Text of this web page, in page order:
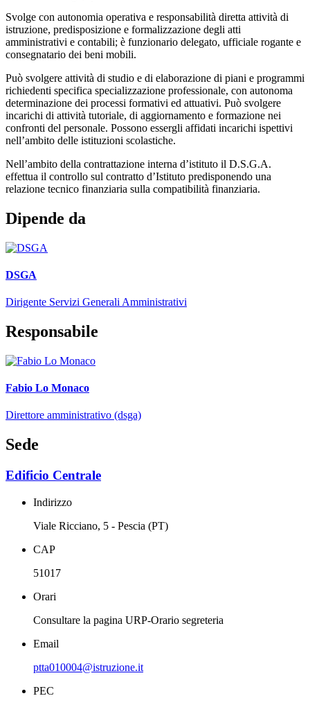
Svolge con autonomia operativa e responsabilità diretta attività di
istruzione, predisposizione e formalizzazione degli atti
amministrativi e contabili; è funzionario delegato, ufficiale rogante e
consegnatario dei beni mobili.
Può svolgere attività di studio e di elaborazione di piani e programmi
richiedenti specifica specializzazione professionale, con autonoma
determinazione dei processi formativi ed attuativi. Può svolgere
incarichi di attività tutoriale, di aggiornamento e formazione nei
confronti del personale. Possono essergli affidati incarichi ispettivi
nell’ambito delle istituzioni scolastiche.
Nell’ambito della contrattazione interna d’istituto il D.S.G.A.
effettua il controllo sul contratto d’Istituto predisponendo una
relazione tecnico finanziaria sulla compatibilità finanziaria.
Dipende da
DSGA
Dirigente Servizi Generali Amministrativi
Responsabile
Fabio Lo Monaco
Direttore amministrativo (dsga)
Sede
Edificio Centrale
Indirizzo
Viale Ricciano, 5 - Pescia (PT)
CAP
51017
Orari
Consultare la pagina URP-Orario segreteria
Email
ptta010004@istruzione.it
PEC